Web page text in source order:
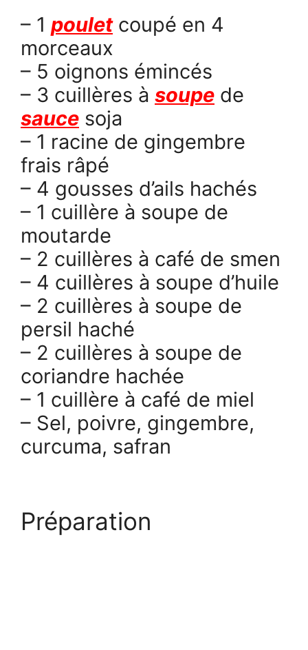
– 1 pouletcoupé en 4
morceaux
– 5 oignons émincés
– 3 cuillères à soupe de
sauce soja
– 1 racine de gingembre
frais râpé
– 4 gousses d’ails hachés
– 1 cuillère à soupe de
moutarde
– 2 cuillères à café de smen
– 4 cuillères à soupe d’huile
– 2 cuillères à soupe de
persil haché
– 2 cuillères à soupe de
coriandre hachée
– 1 cuillère à café de miel
– Sel, poivre, gingembre,
curcuma, safran
Préparation